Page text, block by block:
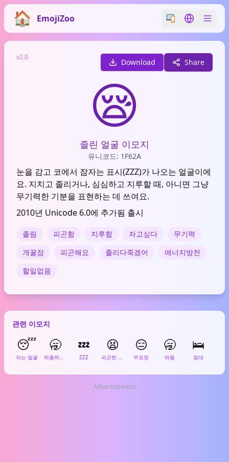
EmojiZoo Switch emoji
Switch
v2.0
Download Share
😪
졸린 얼굴 이모지
유니코드: 1F62A
눈을 감고 코에서 잠자는 표시(ZZZ)가 나오는 얼굴이에
요. 지치고 졸리거나, 심심하고 지루할 때, 아니면 그냥
무기력한 기분을 표현하는 데 쓰여요.
2010년 Unicode 6.0에 추가됨 출시
졸림 피곤함 지루함 자고싶다
무기력
개꿀잠
피곤해요 졸리다죽겠어
에너지방전
할일없음
관련 이모지
😴
자는 얼굴
🥱
하품하는 얼굴
💤
ZZZ
😫
피곤한 얼굴
😑
무표정
🥱
하품
🛌
침대 녹는
Advertisement